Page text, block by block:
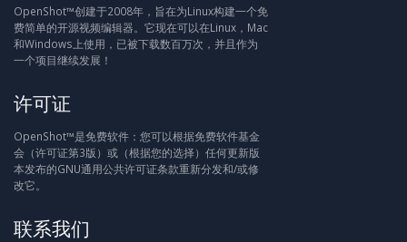
OpenShot™创建于2008年，旨在为Linux构建一个免
费简单的开源视频编辑器。它现在可以在Linux，Mac
和Windows上使用，已被下载数百万次，并且作为
一个项目继续发展！
许可证
OpenShot™是免费软件：您可以根据免费软件基金
会（许可证第3版）或（根据您的选择）任何更新版
本发布的GNU通用公共许可证条款重新分发和/或修
改它。
联系我们